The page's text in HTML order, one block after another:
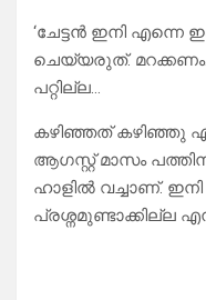
‘ചേട്ടൻ ഇനി എന്നെ
ചെയ്യരുത്. മറക്കണം.
പറ്റില്ല…
കഴിഞ്ഞത് കഴിഞ്ഞു
ആഗസ്റ്റ് മാസം
ഹാളിൽ വച്ചാണ്.
പ്രശ്നമുണ്ടാക്കില്ല